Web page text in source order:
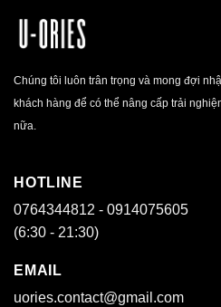
Chúng tôi luôn trân trọng và mong đợi
khách hàng để có thể nâng cấp trải
nữa.
HOTLINE
0764344812 - 0914075605
(6:30 - 21:30)
EMAIL
uories.contact@gmail.com